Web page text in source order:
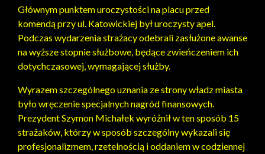
Głównym punktem uroczystości na placu przed
komendą przy ul. Katowickiej był uroczysty apel.
Podczas wydarzenia strażacy odebrali zasłużone awanse
na wyższe stopnie służbowe, będące zwieńczeniem ich
dotychczasowej, wymagającej służby.
Wyrazem szczególnego uznania ze strony władz miasta
było wręczenie specjalnych nagród finansowych.
Prezydent Szymon Michałek wyróżnił w ten sposób 15
strażaków, którzy w sposób szczególny wykazali się
profesjonalizmem, rzetelnością i oddaniem w codziennej